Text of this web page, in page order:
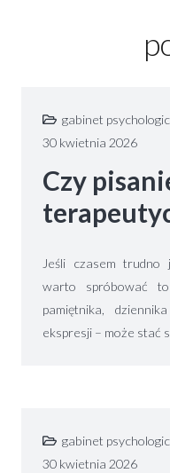
gabinet
30 kwietnia 2026
Czy
Jeśli czasem trudno
warto spróbować
pamiętnika,
ekspresji – może stać
gabinet
30 kwietnia 2026